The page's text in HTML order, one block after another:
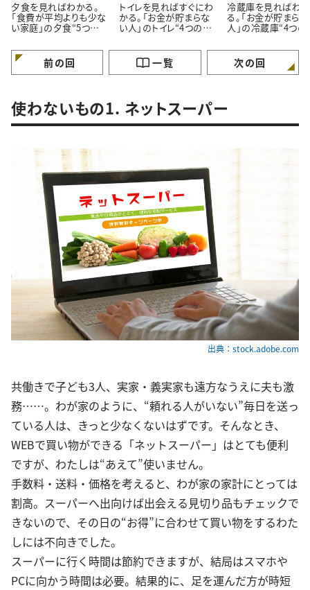
夕食を見ればわかる。
「食費が平均よりも少な
い家庭」の夕食“5つの
トイレを見ればすぐにわ
かる。「お金が貯まらな
い人」のトイレ“4つの特
冷蔵庫を見ればわか
る。「お金が貯まら
人」の冷蔵庫“4つの
前の回 一覧 次の回
使わないもの1. ネットスーパー
出典：stock.adobe.com
共働きで子ども3人、実家・義実家も遠方なうえに夫も激
務……。わが家のように、“頼れる人がいない”毎日を送っ
ている人は、きっと少なくないはずです。そんなとき、
WEBで買い物ができる「ネットスーパー」はとても便利
ですが、わたしは“あえて”使いません。
手数料・送料・価格を考えると、わが家の家計にとっては
割高。スーパーへ出向けば出会える見切り品もチェックで
きないので、その日の“お得”に合わせて買い物をするわた
しには不向きでした。
スーパーに行く時間は節約できますが、結局はスマホや
PCに向かう時間は必要。結果的に、足を運んだ方が時短